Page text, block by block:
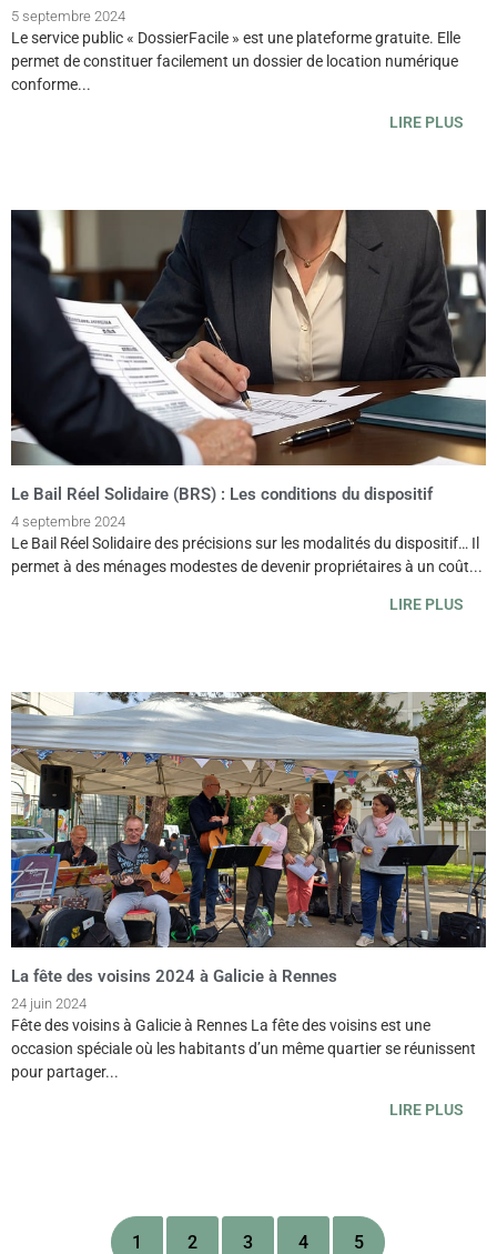
5 septembre 2024
Le service public « DossierFacile » est une plateforme gratuite. Elle
permet de constituer facilement un dossier de location numérique
conforme...
LIRE PLUS
Le Bail Réel Solidaire (BRS) : Les conditions du dispositif
4 septembre 2024
Le Bail Réel Solidaire des précisions sur les modalités du dispositif… Il
permet à des ménages modestes de devenir propriétaires à un coût...
LIRE PLUS
La fête des voisins 2024 à Galicie à Rennes
24 juin 2024
Fête des voisins à Galicie à Rennes La fête des voisins est une
occasion spéciale où les habitants d’un même quartier se réunissent
pour partager...
LIRE PLUS
1 2 3 4 5